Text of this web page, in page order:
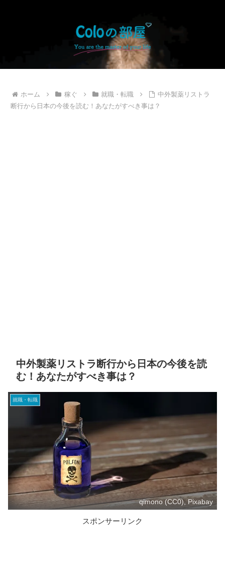
ホーム 稼ぐ 就職・転職
中外製薬リストラ
断行から日本の今後を読む！あなたがすべき事は？
中外製薬リストラ断行から日本の今後を読
む！あなたがすべき事は？
就職・転職
qimono (CC0), Pixabay
スポンサーリンク